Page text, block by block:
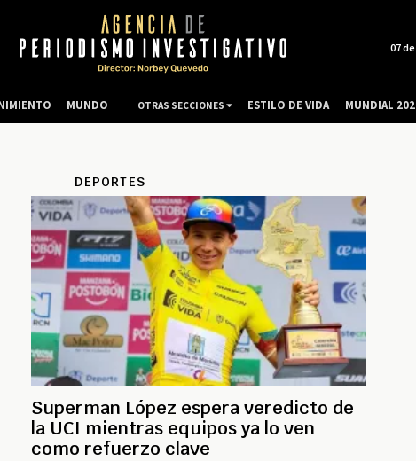
DEPORTES
Superman López espera veredicto de
la UCI mientras equipos ya lo ven
como refuerzo clave
07
MUNDO OTRAS SECCIONES ESTILO DE VIDA MUNDIAL